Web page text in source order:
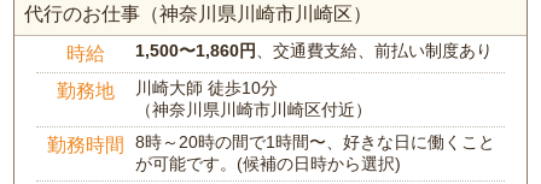
代行のお仕事（神奈川県川崎市川崎区）
時給 1,500〜1,860円 、交通費支給、前払い制度あり
勤務地
川崎大師 徒歩10分
（神奈川県川崎市川崎区付近）
勤務時間
8時～20時の間で1時間〜、好きな日に働くこと
が可能です。(候補の日時から選択)